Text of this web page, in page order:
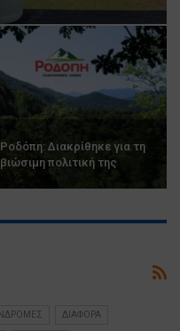
Ροδόπη: Διακρίθηκε για τη
βιώσιμη πολιτική της
ΔΙΑΦΟΡΑ